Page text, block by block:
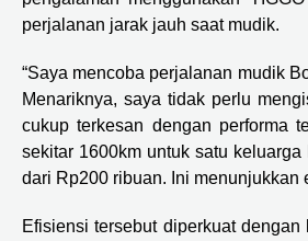
perjalanan jarak jauh saat mudik.
“Saya mencoba perjalanan mudik
Menariknya, saya tidak perlu
cukup terkesan dengan performa
sekitar 1600km untuk satu
dari Rp200 ribuan. Ini menunjukkan
Efisiensi tersebut diperkuat